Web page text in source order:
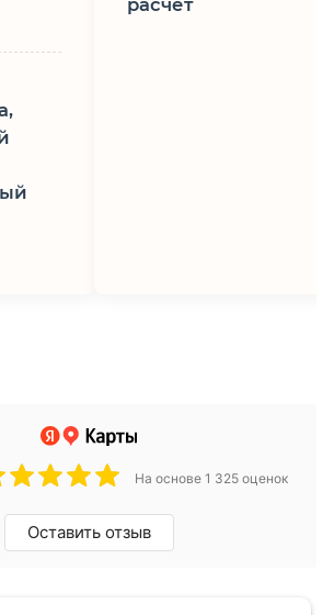
На основе 1 325 оценок
Оставить отзыв